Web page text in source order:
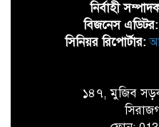
নির্বাহী
বিজনেস এডিটর:
সিনিয়র রিপোর্টার:
১৪৭, মুজিব